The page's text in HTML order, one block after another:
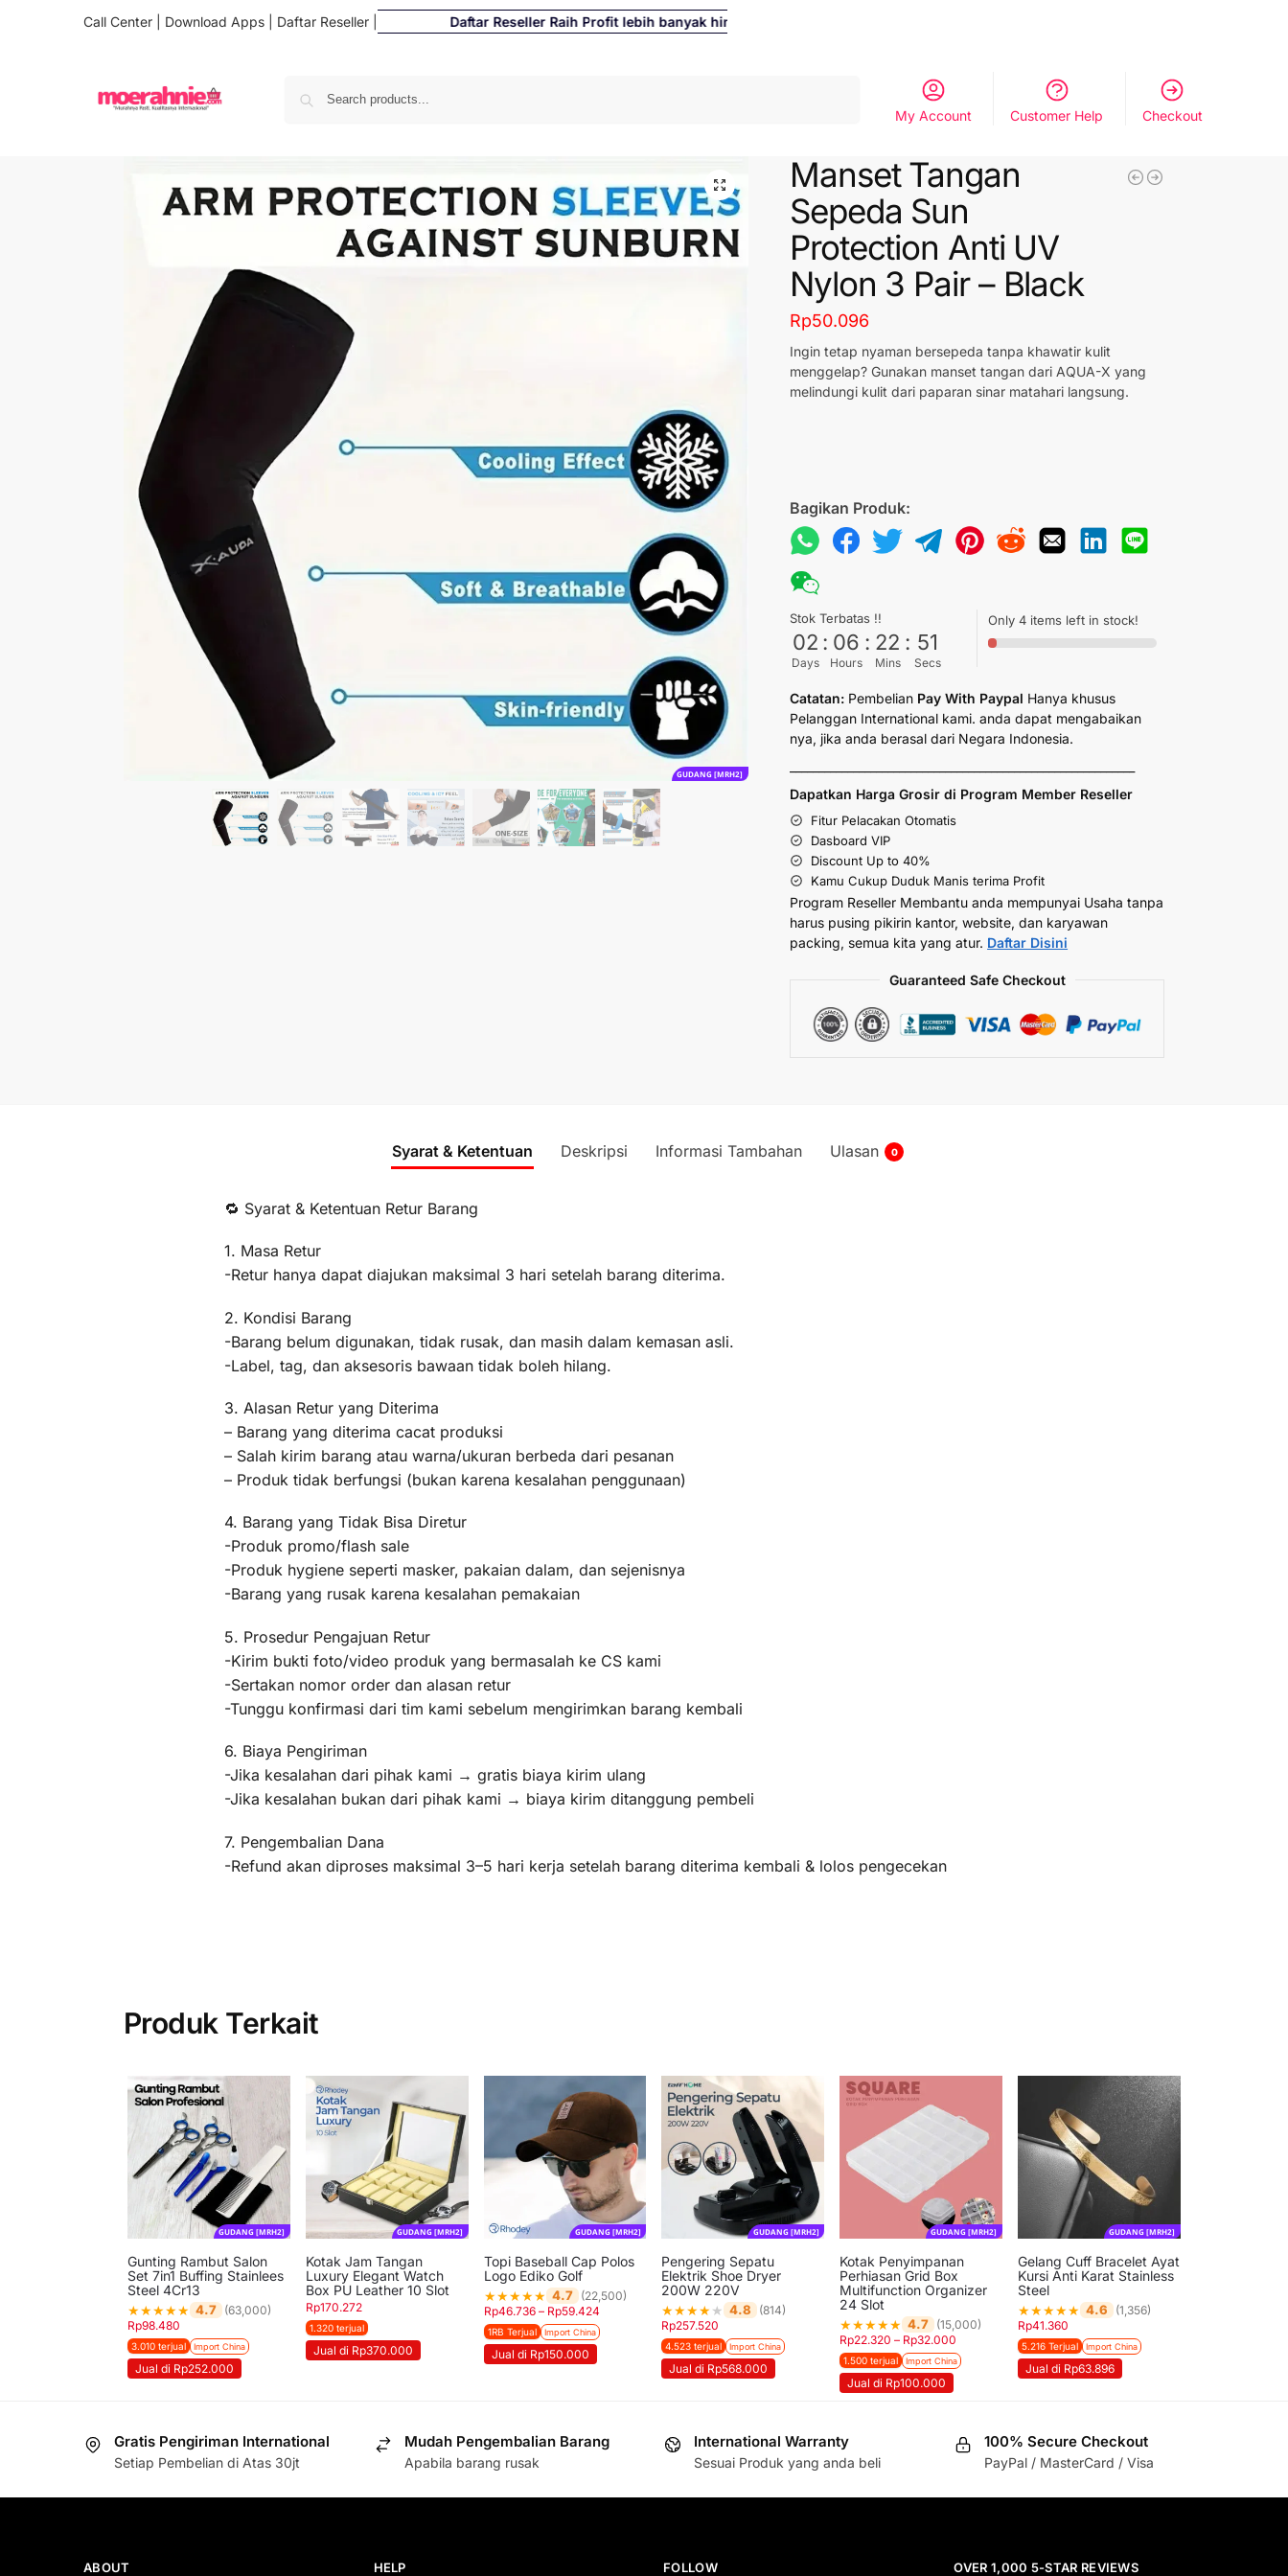
Call Center Download Apps Daftar Reseller Daftar Reseller Raih Profit lebih banyak hingga 500%
My Account Customer Help Checkout
GUDANG [MRH2]
Manset Tangan
Sepeda Sun
Protection Anti UV
Nylon 3 Pair – Black
Rp50.096
Ingin tetap nyaman bersepeda tanpa khawatir kulit
menggelap? Gunakan manset tangan dari AQUA-X yang
melindungi kulit dari paparan sinar matahari langsung.
Bagikan Produk:
Stok Terbatas !!
02
Days
: 06
Hours
: 22
Mins
: 50
Secs
Only 4 items left in stock!
Catatan: Pembelian Pay With Paypal Hanya khusus
Pelanggan International kami. anda dapat mengabaikan
nya, jika anda berasal dari Negara Indonesia.
Dapatkan Harga Grosir di Program Member Reseller
Fitur Pelacakan Otomatis
Dasboard VIP
Discount Up to 40%
Kamu Cukup Duduk Manis terima Profit
Program Reseller Membantu anda mempunyai Usaha tanpa
harus pusing pikirin kantor, website, dan karyawan
packing, semua kita yang atur. Daftar Disini
Guaranteed Safe Checkout
Syarat & Ketentuan Deskripsi Informasi Tambahan Ulasan 0
🔁 Syarat & Ketentuan Retur Barang
1. Masa Retur
-Retur hanya dapat diajukan maksimal 3 hari setelah barang diterima.
2. Kondisi Barang
-Barang belum digunakan, tidak rusak, dan masih dalam kemasan asli.
-Label, tag, dan aksesoris bawaan tidak boleh hilang.
3. Alasan Retur yang Diterima
– Barang yang diterima cacat produksi
– Salah kirim barang atau warna/ukuran berbeda dari pesanan
– Produk tidak berfungsi (bukan karena kesalahan penggunaan)
4. Barang yang Tidak Bisa Diretur
-Produk promo/flash sale
-Produk hygiene seperti masker, pakaian dalam, dan sejenisnya
-Barang yang rusak karena kesalahan pemakaian
5. Prosedur Pengajuan Retur
-Kirim bukti foto/video produk yang bermasalah ke CS kami
-Sertakan nomor order dan alasan retur
-Tunggu konfirmasi dari tim kami sebelum mengirimkan barang kembali
6. Biaya Pengiriman
-Jika kesalahan dari pihak kami → gratis biaya kirim ulang
-Jika kesalahan bukan dari pihak kami → biaya kirim ditanggung pembeli
7. Pengembalian Dana
-Refund akan diproses maksimal 3–5 hari kerja setelah barang diterima kembali & lolos pengecekan
Produk Terkait
GUDANG [MRH2]
Gunting Rambut Salon
Set 7in1 Buffing Stainlees
Steel 4Cr13
★★★★★ 4.7
(63,000)
Rp98.480
3.010 terjual Import China
Jual di Rp252.000
GUDANG [MRH2]
Kotak Jam Tangan
Luxury Elegant Watch
Box PU Leather 10 Slot
Rp170.272
1.320 terjual
Jual di Rp370.000
GUDANG [MRH2]
Topi Baseball Cap Polos
Logo Ediko Golf
★★★★★ 4.7
(22,500)
Rp46.736 – Rp59.424
1RB Terjual Import China
Jual di Rp150.000
GUDANG [MRH2]
Pengering Sepatu
Elektrik Shoe Dryer
200W 220V
★★★★★ 4.8
(814)
Rp257.520
4.523 terjual Import China
Jual di Rp568.000
GUDANG [MRH2]
Kotak Penyimpanan
Perhiasan Grid Box
Multifunction Organizer
24 Slot
★★★★★ 4.7 (15,000)
Rp22.320 – Rp32.000
1.500 terjual Import China
Jual di Rp100.000
GUDANG [MRH2]
Gelang Cuff Bracelet Ayat
Kursi Anti Karat Stainless
Steel
★★★★★ 4.6
(1,356)
Rp41.360
5.216 Terjual Import China
Jual di Rp63.896
Gratis Pengiriman International
Setiap Pembelian di Atas 30jt
Mudah Pengembalian Barang
Apabila barang rusak
International Warranty
Sesuai Produk yang anda beli
100% Secure Checkout
PayPal / MasterCard / Visa
ABOUT HELP FOLLOW OVER 1,000 5-STAR REVIEWS